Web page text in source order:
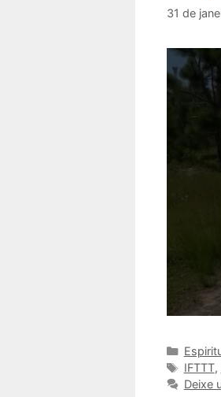
31 de
Tags
IFTTT,
Deixe